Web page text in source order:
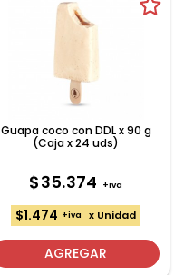
Guapa coco con DDL x 90 g
(Caja x 24 uds)
$35.374 +iva
$1.474 +iva x Unidad
AGREGAR